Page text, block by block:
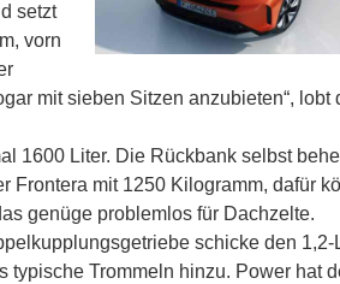
setzt
vorn
mit sieben Sitzen anzubieten“, lobt
1600 Liter. Die Rückbank selbst
Frontera mit 1250 Kilogramm, dafür
genüge problemlos für Dachzelte.
schicke den 1,2-
typische Trommeln hinzu. Power hat